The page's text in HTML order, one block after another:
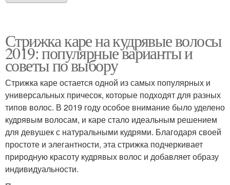
Чёлки на кудрявые
волосы
Стрижки на вьющиеся
волосы
Слоистая стрижка Популярные стрижки
Стрижки для вьющихся
волос
Вьющиеся волосы
Стрижка каре на кудрявые волосы
2019: популярные варианты и
советы по выбору
Стрижка каре остается одной из самых популярных и
универсальных причесок, которые подходят для разных
типов волос. В 2019 году особое внимание было уделено
кудрявым волосам, и каре стало идеальным решением
для девушек с натуральными кудрями. Благодаря своей
простоте и элегантности, эта стрижка подчеркивает
природную красоту кудрявых волос и добавляет образу
индивидуальности.